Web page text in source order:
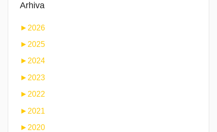
Arhiva
► 2026
► 2025
►2024
► 2023
► 2022
► 2021
► 2020